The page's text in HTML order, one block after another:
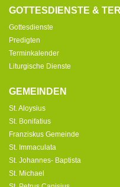
GOTTESDIENSTE &
Gottesdienste
Predigten
Terminkalender
Liturgische Dienste
GEMEINDEN
St. Aloysius
St. Bonifatius
Franziskus Gemeinde
St. Immaculata
St. Johannes- Baptista
St. Michael